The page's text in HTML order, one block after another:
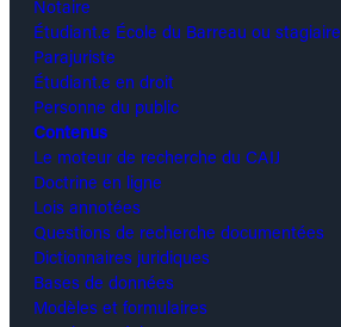
Notaire
Étudiant.e École du Barreau ou stagiaire
Parajuriste
Étudiant.e en droit
Personne du public
Contenus
Le moteur de recherche du CAIJ
Doctrine en ligne
Lois annotées
Questions de recherche documentées
Dictionnaires juridiques
Bases de données
Modèles et formulaires